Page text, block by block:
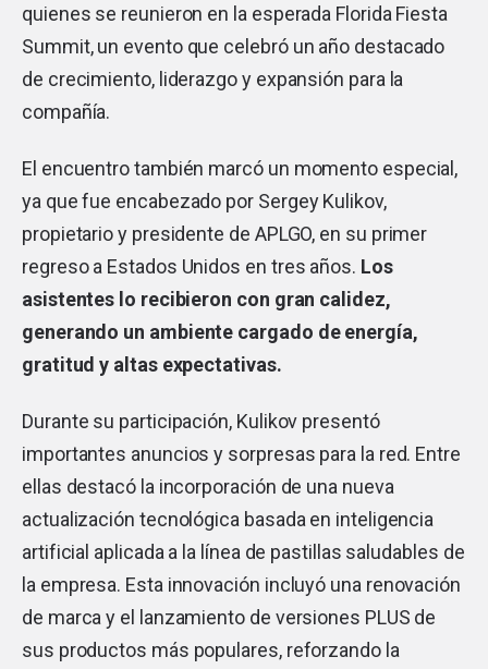
quienes se reunieron en la esperada Florida Fiesta
Summit, un evento que celebró un año destacado
de crecimiento, liderazgo y expansión para la
compañía.
El encuentro también marcó un momento especial,
ya que fue encabezado por Sergey Kulikov,
propietario y presidente de APLGO, en su primer
regreso a Estados Unidos en tres años. Los
asistentes lo recibieron con gran calidez,
generando un ambiente cargado de energía,
gratitud y altas expectativas.
Durante su participación, Kulikov presentó
importantes anuncios y sorpresas para la red. Entre
ellas destacó la incorporación de una nueva
actualización tecnológica basada en inteligencia
artificial aplicada a la línea de pastillas saludables de
la empresa. Esta innovación incluyó una renovación
de marca y el lanzamiento de versiones PLUS de
sus productos más populares, reforzando la